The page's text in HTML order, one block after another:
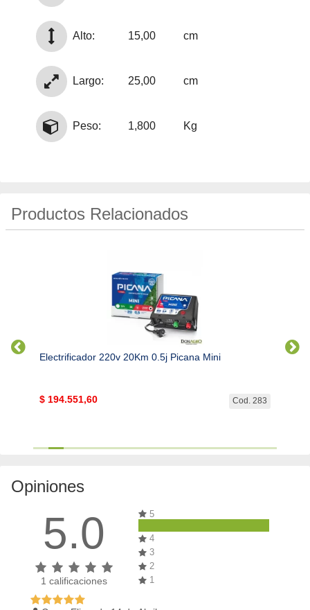
Alto: 15,00 cm
Largo: 25,00 cm
Peso: 1,800 Kg
Productos Relacionados
Electrificador 220v 20Km 0.5j Picana Mini
Cod. 283
$ 194.551,60
Opiniones
5.0
1 calificaciones
5
4
3
2
1